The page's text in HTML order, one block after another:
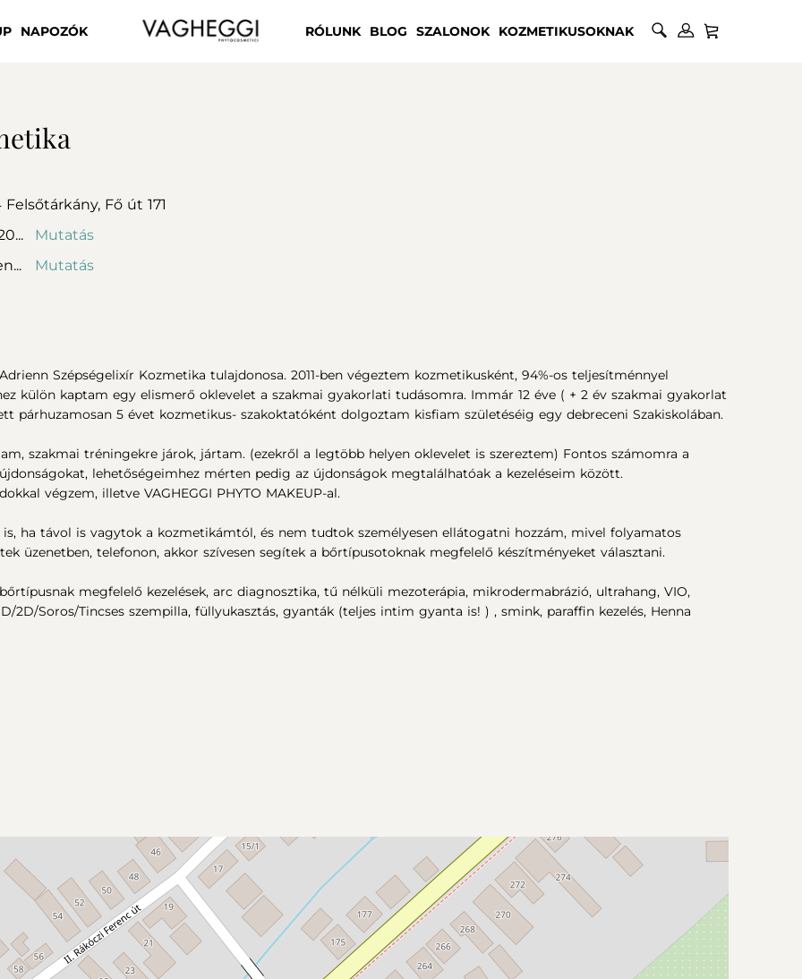
NAPOZÓK RÓLUNK BLOG SZALONOK KOZMETIKUSOKNAK
Felsőtárkány, Fő út 171
Mutatás
Mutatás
Szépségelixír Kozmetika tulajdonosa. 2011-ben végeztem kozmetikusként, 94%-os teljesítménnyel
külön kaptam egy elismerő oklevelet a szakmai gyakorlati tudásomra. Immár 12 éve ( + 2 év szakmai gyakorlat
párhuzamosan 5 évet kozmetikus- szakoktatóként dolgoztam kisfiam születéséig egy debreceni Szakiskolában.
szakmai tréningekre járok, jártam. (ezekről a legtöbb helyen oklevelet is szereztem) Fontos számomra a
lehetőségeimhez mérten pedig az újdonságok megtalálhatóak a kezeléseim között.
végzem, illetve VAGHEGGI PHYTO MAKEUP-al.
ha távol is vagytok a kozmetikámtól, és nem tudtok személyesen ellátogatni hozzám, mivel folyamatos
üzenetben, telefonon, akkor szívesen segítek a bőrtípusotoknak megfelelő készítményeket választani.
megfelelő kezelések, arc diagnosztika, tű nélküli mezoterápia, mikrodermabrázió, ultrahang, VIO,
2D/Soros/Tincses szempilla, füllyukasztás, gyanták (teljes intim gyanta is! ) , smink, paraffin kezelés, Henna